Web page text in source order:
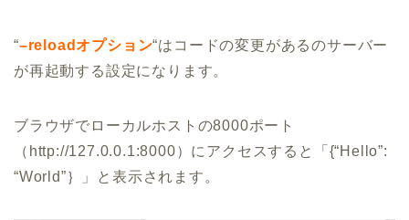
“–reloadオプション“はコードの変更があるのサーバー
が再起動する設定になります。
ブラウザでローカルホストの8000ポート
（http://127.0.0.1:8000）にアクセスすると「{“Hello”:
“World”｝」と表示されます。